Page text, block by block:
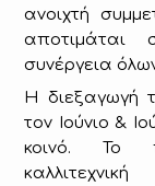
ανοιχτή
αποτιμάται
συνέργεια
Η διεξαγωγή
τον Ιούνιο &
κοινό. Το